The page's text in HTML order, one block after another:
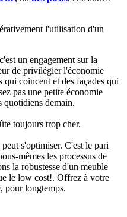
l'utilisation d'un
un engagement sur la
de privilégier l'économie
coincent et des façades qui
pas une petite économie
quotidiens demain.
toujours trop cher.
s'optimiser. C'est le pari
mêmes les processus de
la robustesse d'un meuble
le low cost!. Offrez à votre
pour longtemps.